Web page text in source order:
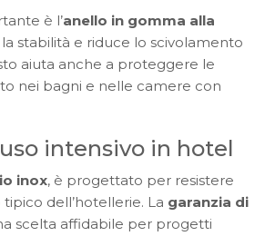
è l’anello in gomma alla
stabilità e riduce lo scivolamento
aiuta anche a proteggere le
nei bagni e nelle camere con
intensivo in hotel
inox, è progettato per resistere
tipico dell’hotellerie. La garanzia di
scelta affidabile per progetti